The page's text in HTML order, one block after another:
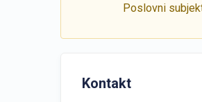
Poslovni
Kontakt